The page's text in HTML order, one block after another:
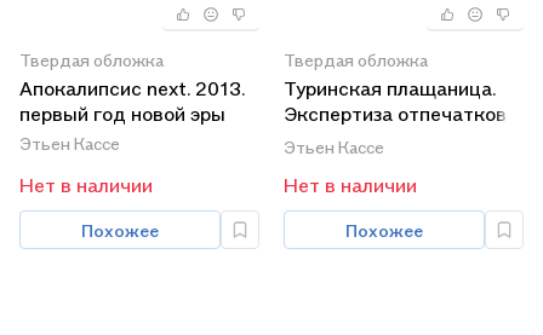
Твердая обложка
Апокалипсис next. 2013.
первый год новой эры
Этьен Кассе
Нет в наличии
Похожее
Твердая обложка
Туринская плащаница.
Экспертиза отпечатков
Бога
Этьен Кассе
Нет в наличии
Похожее